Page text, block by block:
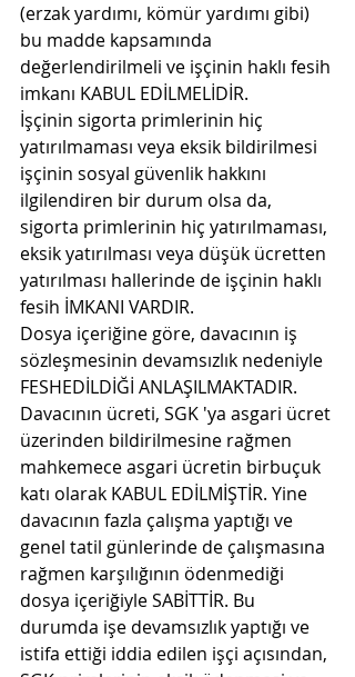
(erzak yardımı, kömür yardımı gibi)
bu madde kapsamında
değerlendirilmeli ve işçinin haklı fesih
imkanı KABUL EDİLMELİDİR.
İşçinin sigorta primlerinin hiç
yatırılmaması veya eksik bildirilmesi
işçinin sosyal güvenlik hakkını
ilgilendiren bir durum olsa da,
sigorta primlerinin hiç yatırılmaması,
eksik yatırılması veya düşük ücretten
yatırılması hallerinde de işçinin haklı
fesih İMKANI VARDIR.
Dosya içeriğine göre, davacının iş
sözleşmesinin devamsızlık nedeniyle
FESHEDİLDİĞİ ANLAŞILMAKTADIR.
Davacının ücreti, SGK 'ya asgari ücret
üzerinden bildirilmesine rağmen
mahkemece asgari ücretin birbuçuk
katı olarak KABUL EDİLMİŞTİR. Yine
davacının fazla çalışma yaptığı ve
genel tatil günlerinde de çalışmasına
rağmen karşılığının ödenmediği
dosya içeriğiyle SABİTTİR. Bu
durumda işe devamsızlık yaptığı ve
istifa ettiği iddia edilen işçi açısından,